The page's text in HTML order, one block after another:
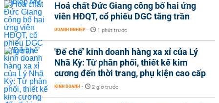
Hoá chất Đức Giang công bố hai ứng
viên HĐQT, cổ phiếu DGC tăng trần
DOANH NGHIỆP - 1 phút trước
'Đế chế’ kinh doanh hàng xa xỉ của Lý
Nhã Kỳ: Từ phân phối, thiết kế kim
cương đến thời trang, phụ kiện cao cấp
KINH DOANH - 2 giờ trước